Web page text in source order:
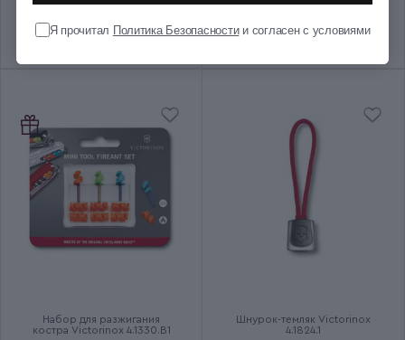
Количество слоев
Тип выпуска товара
Срок гарантии Пожизненная
1 952 ₴
Детали к ножам
1 110 ₴
Детали к ножам
Набор для разжигания
костра Victorinox 4.1330.B1
Шнурок-темляк Victorinox
4.1824.1
Я прочитал Политика Безопасностии согласен с условиями